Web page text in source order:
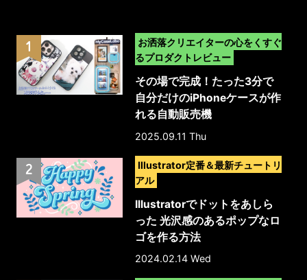
お洒落クリエイターの心をくすぐ
るプロダクトレビュー
その場で完成！たった3分で
自分だけのiPhoneケースが作
れる自動販売機
「MyCaseLabo｣｜体験レポ
2025.09.11 Thu
Illustrator定番＆最新チュートリ
アル
Illustratorでドットをあしら
った 光沢感のあるポップなロ
ゴを作る方法
2024.02.14 Wed